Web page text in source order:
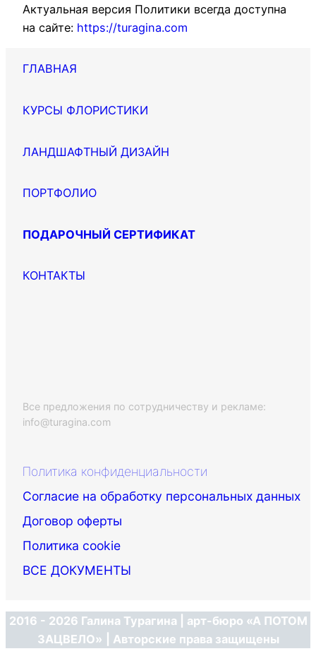
Актуальная версия Политики всегда доступна
на сайте: https://turagina.com
ГЛАВНАЯ
КУРСЫ ФЛОРИСТИКИ
ЛАНДШАФТНЫЙ ДИЗАЙН
ПОРТФОЛИО
ПОДАРОЧНЫЙ СЕРТИФИКАТ
КОНТАКТЫ
Все предложения по сотрудничеству и рекламе:
info@turagina.com
Политика конфиденциальности
Согласие на обработку персональных данных
Договор оферты
Политика cookie
ВСЕ ДОКУМЕНТЫ
2016 - 2026 Галина Турагина | арт-бюро «А ПОТОМ
ЗАЦВЕЛО»
| Авторские права защищены